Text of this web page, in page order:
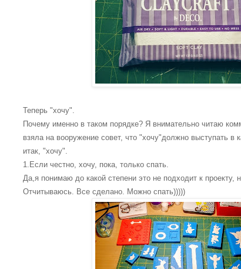
Теперь "хочу".
Почему именно в таком порядке? Я внимательно читаю
взяла на вооружение совет, что "хочу"должно выступать в
итак, "хочу".
1.Если честно, хочу, пока, только спать.
Да,я понимаю до какой степени это не подходит к проекту,
Отчитываюсь. Все сделано. Можно спать)))))